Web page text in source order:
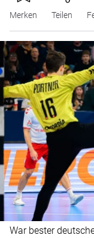
Merken Teilen
War bester